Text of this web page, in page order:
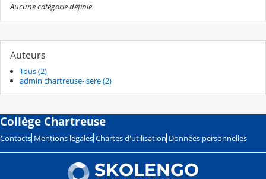
Aucune catégorie définie
Auteurs
Tous (2)
admin chartreuse-isere (2)
Collège Chartreuse
Contacts Mentions légales Chartes d'utilisation Données personnelles